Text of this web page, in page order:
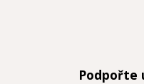
Podpořte